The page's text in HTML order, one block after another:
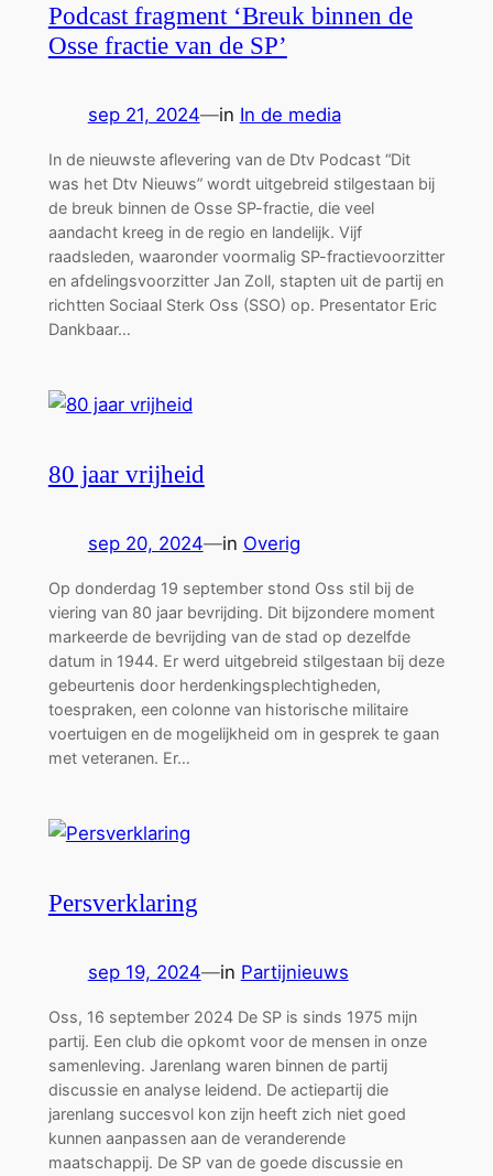
Podcast fragment ‘Breuk binnen de
Osse fractie van de SP’
sep 21, 2024—in In de media
In de nieuwste aflevering van de Dtv Podcast “Dit
was het Dtv Nieuws” wordt uitgebreid stilgestaan bij
de breuk binnen de Osse SP-fractie, die veel
aandacht kreeg in de regio en landelijk. Vijf
raadsleden, waaronder voormalig SP-fractievoorzitter
en afdelingsvoorzitter Jan Zoll, stapten uit de partij en
richtten Sociaal Sterk Oss (SSO) op. Presentator Eric
Dankbaar…
80 jaar vrijheid
sep 20, 2024—in Overig
Op donderdag 19 september stond Oss stil bij de
viering van 80 jaar bevrijding. Dit bijzondere moment
markeerde de bevrijding van de stad op dezelfde
datum in 1944. Er werd uitgebreid stilgestaan bij deze
gebeurtenis door herdenkingsplechtigheden,
toespraken, een colonne van historische militaire
voertuigen en de mogelijkheid om in gesprek te gaan
met veteranen. Er…
Persverklaring
sep 19, 2024—in Partijnieuws
Oss, 16 september 2024 De SP is sinds 1975 mijn
partij. Een club die opkomt voor de mensen in onze
samenleving. Jarenlang waren binnen de partij
discussie en analyse leidend. De actiepartij die
jarenlang succesvol kon zijn heeft zich niet goed
kunnen aanpassen aan de veranderende
maatschappij. De SP van de goede discussie en